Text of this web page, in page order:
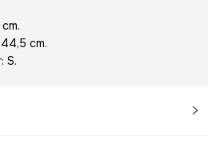
cm.
S.